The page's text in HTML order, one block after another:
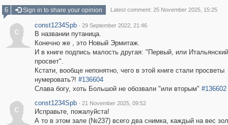
6
Sign in to share your opinion Latest comment: 25 November 2025, 15:25
c
const1234Spb · 29 September 2022, 21:46
В названии путаница.
Конечно же , это Новый Эрмитаж.
И в книге подпись малость другая: "Первый, или
просвет".
Кстати, вообще непонятно, чего в этой книге стали просветы
нумеровать?! #136604
Слава богу, хоть Большой не обозвали "или вторым" #136602
c
const1234Spb · 21 November 2025, 09:52
Исправьте, пожалуйста!
А то в этом зале (№237) всего два снимка, каждый на вес